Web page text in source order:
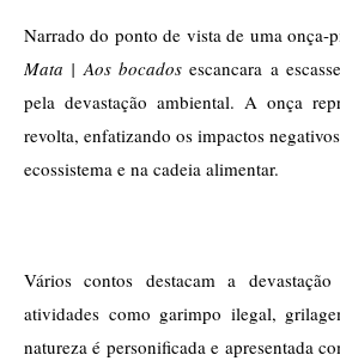
Narrado do ponto de vista de uma onça-
Mata | Aos bocados escancara a
pela devastação ambiental. A onça
revolta, enfatizando os impactos
ecossistema e na cadeia alimentar.
Vários contos destacam a
atividades como garimpo ilegal,
natureza é personificada e apresentada